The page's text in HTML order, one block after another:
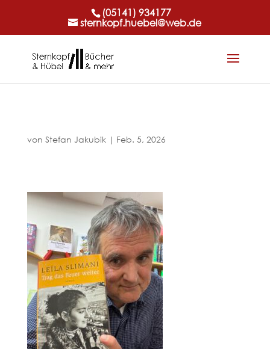
(05141) 934177
sternkopf.huebel@web.de
von Stefan Jakubik| Feb. 5, 2026